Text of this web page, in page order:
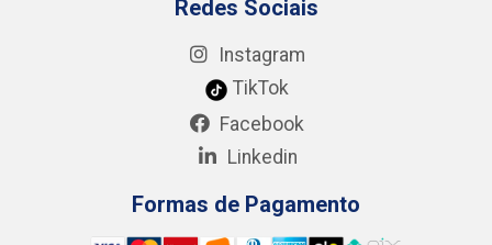
Redes Sociais
Instagram
TikTok
Facebook
Linkedin
Formas de Pagamento